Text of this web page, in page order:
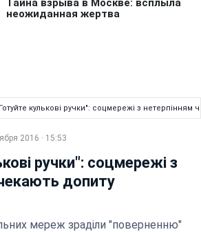
кулькові ручки": соцмережі з нетерпінням
2016 · 15:53
ручки": соцмережі з
допиту
мереж зраділи "поверненню"